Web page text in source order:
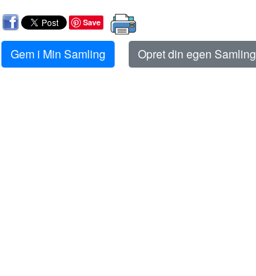
Save
Gem i Min Samling Opret din egen Samling